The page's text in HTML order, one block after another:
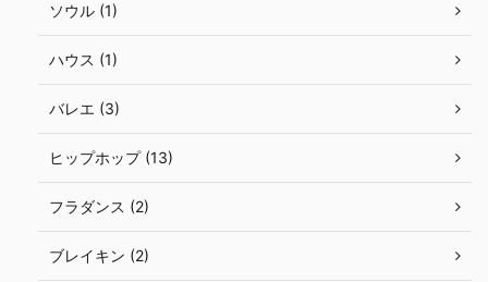
ソウル (1)
ハウス (1)
バレエ (3)
ヒップホップ (13)
フラダンス (2)
ブレイキン (2)